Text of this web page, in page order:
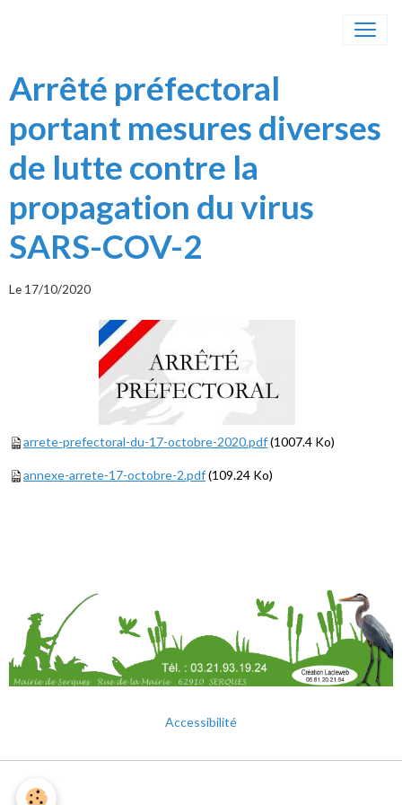
Arrêté préfectoral
portant mesures diverses
de lutte contre la
propagation du virus
SARS-COV-2
Le 17/10/2020
arrete-prefectoral-du-17-octobre-2020.pdf(1007.4 Ko)
annexe-arrete-17-octobre-2.pdf(109.24 Ko)
Accessibilité